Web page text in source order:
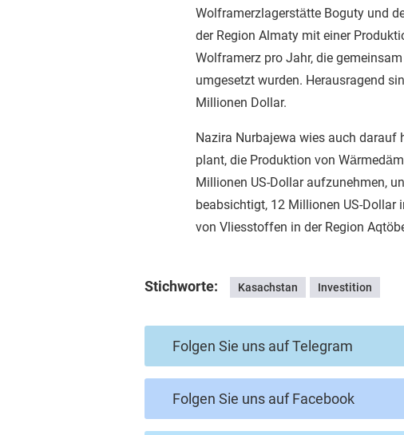
Wolframerzlagerstätte Boguty und
der Region Almaty mit einer
Wolframerz pro Jahr, die
umgesetzt wurden. Herausragend
Millionen Dollar.
Nazira Nurbajewa wies auch darauf
plant, die Produktion von
Millionen US-Dollar aufzunehmen,
beabsichtigt, 12 Millionen US-Dollar
von Vliesstoffen in der Region
Stichworte: Kasachstan Investition
Folgen Sie uns auf Telegram
Folgen Sie uns auf Facebook